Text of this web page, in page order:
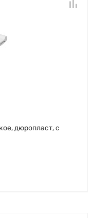
дюропласт, с